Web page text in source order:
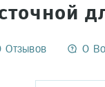
Отзывов 0